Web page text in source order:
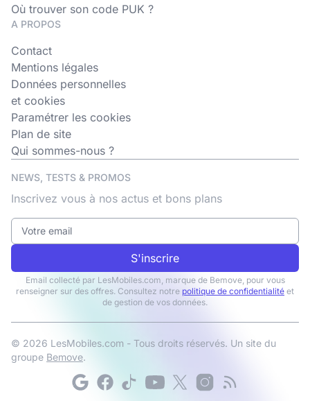
Où trouver son code PUK ?
A PROPOS
Contact
Mentions légales
Données personnelles
et cookies
Paramétrer les cookies
Plan de site
Qui sommes-nous ?
NEWS, TESTS & PROMOS
Inscrivez vous à nos actus et bons plans
S'inscrire
Email collecté par LesMobiles.com, marque de Bemove, pour vous
renseigner sur des offres. Consultez notre politique de confidentialité et
de gestion de vos données.
© 2026 LesMobiles.com - Tous droits réservés. Un site du
groupe Bemove.